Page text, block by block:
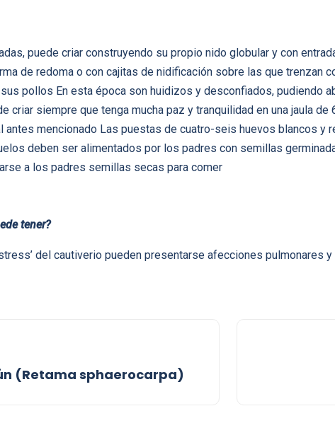
puede criar construyendo su propio nido globular y con
de redoma o con cajitas de nidificación sobre las que trenzan
pollos En esta época son huidizos y desconfiados, pudiendo
criar siempre que tenga mucha paz y tranquilidad en una jaula
antes mencionado Las puestas de cuatro-seis huevos blancos y
deben ser alimentados por los padres con semillas
a los padres semillas secas para comer
tener?
del cautiverio pueden presentarse afecciones
(Retama sphaerocarpa)